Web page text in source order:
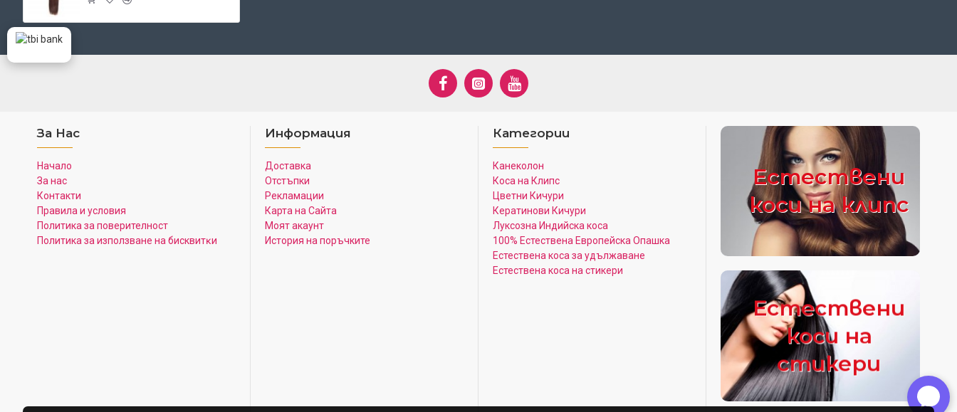
За Нас
Начало
За нас
Контакти
Правила и условия
Политика за поверителност
Πoлитика зa изпoлзвaнe нa бисквитĸи
Информация
Доставка
Отстъпки
Рекламации
Карта на Сайта
Моят акаунт
История на поръчките
Категории
Канеколон
Коса на Клипс
Цветни Кичури
Кератинови Кичури
Луксозна Индийска коса
100% Естествена Европейска Опашка
Естествена коса за удължаване
Естествена коса на стикери
Естествени
коси на клипс
Естествени
коси на
стикери